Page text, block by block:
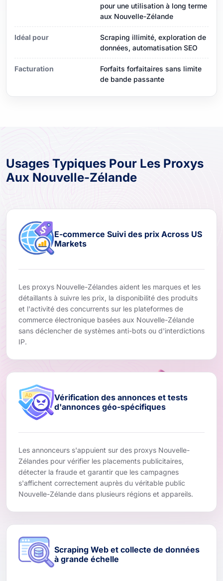
pour une utilisation à long terme
aux Nouvelle-Zélande
Idéal pour
Scraping illimité, exploration de
données, automatisation SEO
Facturation
Forfaits forfaitaires sans limite
de bande passante
Usages Typiques Pour Les Proxys
Aux Nouvelle-Zélande
E-commerce Suivi des prix Across US
Markets
Les proxys Nouvelle-Zélandes aident les marques et les
détaillants à suivre les prix, la disponibilité des produits
et l'activité des concurrents sur les plateformes de
commerce électronique basées aux Nouvelle-Zélande
sans déclencher de systèmes anti-bots ou d'interdictions
IP.
Vérification des annonces et tests
d'annonces géo-spécifiques
Les annonceurs s'appuient sur des proxys Nouvelle-
Zélandes pour vérifier les placements publicitaires,
détecter la fraude et garantir que les campagnes
s'affichent correctement auprès du véritable public
Nouvelle-Zélande dans plusieurs régions et appareils.
Scraping Web et collecte de données
à grande échelle